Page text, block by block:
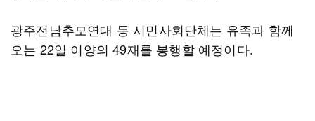
광주전남추모연대 등 시민사회단체는 유족과 함께
오는 22일 이양의 49재를 봉행할 예정이다.